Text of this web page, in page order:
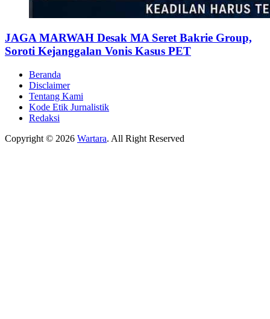
JAGA MARWAH Desak MA Seret Bakrie Group,
Soroti Kejanggalan Vonis Kasus PET
Beranda
Disclaimer
Tentang Kami
Kode Etik Jurnalistik
Redaksi
Copyright © 2026 Wartara. All Right Reserved